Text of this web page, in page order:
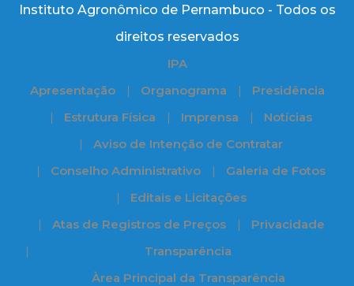
Instituto Agronômico de Pernambuco - Todos os
direitos reservados
IPA
Apresentação
Organograma
Presidência
Estrutura Física
Imprensa
Notícias
Aviso de Intenção de Contratar
Conselho Administrativo
Galeria de Fotos
Editais e Licitações
Atas de Registros de Preços
Privacidade
Transparência
Àrea Principal da Transparência